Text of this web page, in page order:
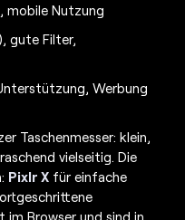
mobile Nutzung
gute Filter,
Werbung
Taschenmesser: klein,
vielseitig. Die
Pixlr X für einfache
im Browser und sind in